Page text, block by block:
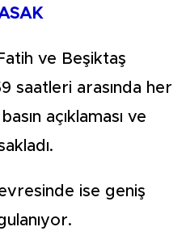
ve Beşiktaş
saatleri arasında her
açıklaması ve
ise geniş